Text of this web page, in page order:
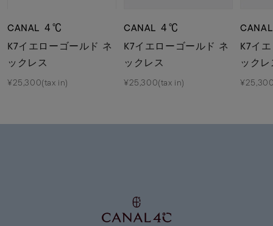
CANAL ４℃
K7イエローゴールド ネ
ックレス
¥25,300(tax in)
CANAL ４℃
K7イエローゴールド ネ
ックレス
¥25,300(tax in)
K7イ
ック